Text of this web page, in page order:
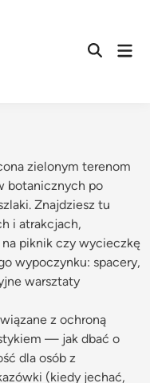
Open
zielonym terenom
botanicznych po
Znajdziesz tu
i atrakcjach,
piknik czy wycieczkę
wypoczynku: spacery,
warsztaty
z ochroną
— jak dbać o
dla osób z
(kiedy jechać,